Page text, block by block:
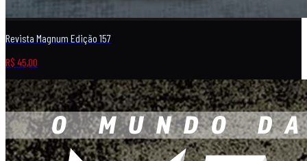
Revista Magnum Edição 157
R$ 45,00